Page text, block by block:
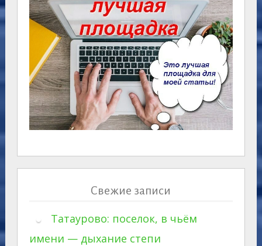
Свежие записи
Татаурово: поселок, в чьём
имени — дыхание степи